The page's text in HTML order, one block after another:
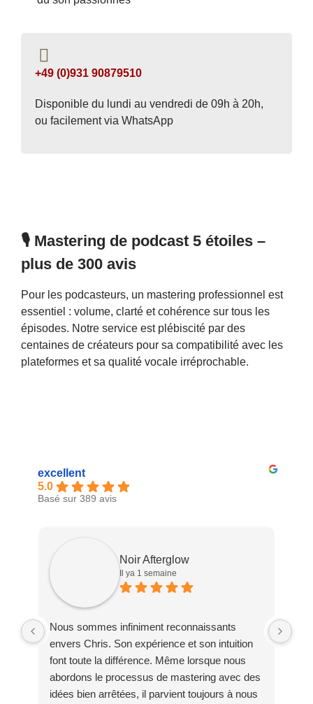
+49 (0)931 90879510
Disponible du lundi au vendredi de 09h à 20h,
ou facilement via WhatsApp
🎙 Mastering de podcast 5 étoiles –
plus de 300 avis
Pour les podcasteurs, un mastering professionnel est
essentiel : volume, clarté et cohérence sur tous les
épisodes. Notre service est plébiscité par des
centaines de créateurs pour sa compatibilité avec les
plateformes et sa qualité vocale irréprochable.
excellent
5.0
Basé sur 389 avis
Noir Afterglow
Il ya 1 semaine
Nous sommes infiniment reconnaissants
envers Chris. Son expérience et son intuition
font toute la différence. Même lorsque nous
abordons le processus de mastering avec des
idées bien arrêtées, il parvient toujours à nous